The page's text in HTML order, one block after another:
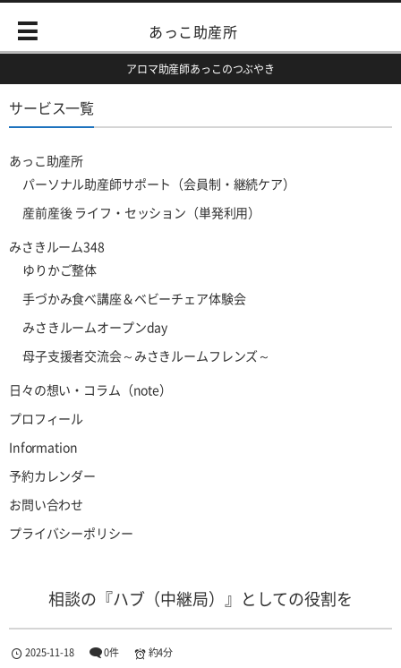
あっこ助産所
アロマ助産師あっこのつぶやき
サービス一覧
あっこ助産所
パーソナル助産師サポート（会員制・継続ケア）
産前産後 ライフ・セッション（単発利用）
みさきルーム348
ゆりかご整体
手づかみ食べ講座＆ベビーチェア体験会
みさきルームオープンday
母子支援者交流会～みさきルームフレンズ～
日々の想い・コラム（note）
プロフィール
Information
予約カレンダー
お問い合わせ
プライバシーポリシー
相談の『ハブ（中継局）』としての役割を
2025-11-18 0件 約4分